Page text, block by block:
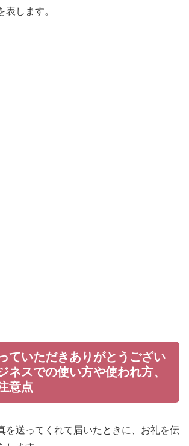
表します。
ていただきありがとうござい
ネスでの使い方や使われ方、
意点
を送ってくれて届いたときに、お礼を伝